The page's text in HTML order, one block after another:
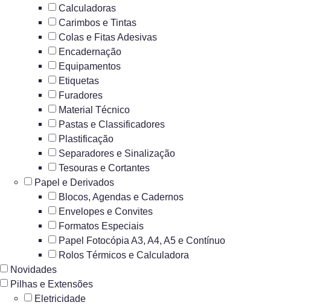
Calculadoras
Carimbos e Tintas
Colas e Fitas Adesivas
Encadernação
Equipamentos
Etiquetas
Furadores
Material Técnico
Pastas e Classificadores
Plastificação
Separadores e Sinalização
Tesouras e Cortantes
Papel e Derivados
Blocos, Agendas e Cadernos
Envelopes e Convites
Formatos Especiais
Papel Fotocópia A3, A4, A5 e Contínuo
Rolos Térmicos e Calculadora
Novidades
Pilhas e Extensões
Eletricidade